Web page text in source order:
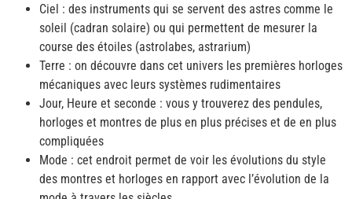
Ciel : des instruments qui se servent des astres comme le
soleil (cadran solaire) ou qui permettent de mesurer la
course des étoiles (astrolabes, astrarium)
Terre : on découvre dans cet univers les premières horloges
mécaniques avec leurs systèmes rudimentaires
Jour, Heure et seconde : vous y trouverez des pendules,
horloges et montres de plus en plus précises et de en plus
compliquées
Mode : cet endroit permet de voir les évolutions du style
des montres et horloges en rapport avec l’évolution de la